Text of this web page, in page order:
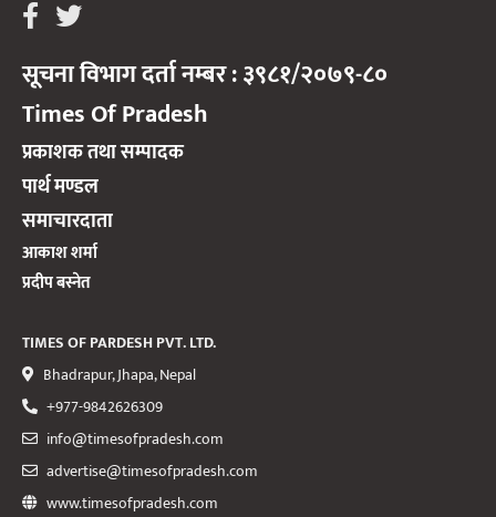
सूचना विभाग दर्ता नम्बर : ३९८१/२०७९-८०
Times Of Pradesh
प्रकाशक तथा सम्पादक
पार्थ मण्डल
समाचारदाता
आकाश शर्मा
प्रदीप बस्नेत
TIMES OF PARDESH PVT. LTD.
Bhadrapur, Jhapa, Nepal
+977-9842626309
info@timesofpradesh.com
advertise@timesofpradesh.com
www.timesofpradesh.com